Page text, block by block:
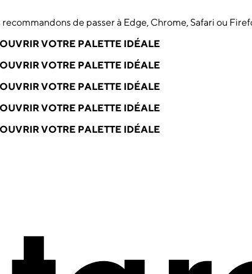
de passer à Edge, Chrome, Safari ou
VOTRE PALETTE IDÉALE
VOTRE PALETTE IDÉALE
VOTRE PALETTE IDÉALE
VOTRE PALETTE IDÉALE
VOTRE PALETTE IDÉALE